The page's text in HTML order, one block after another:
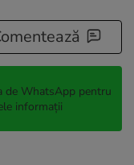
de WhatsApp pentru
informații